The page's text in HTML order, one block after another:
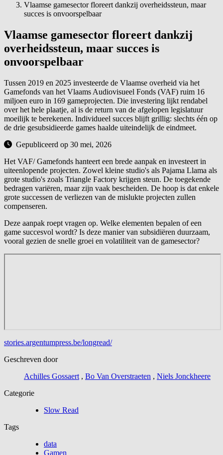
Vlaamse gamesector floreert dankzij overheidssteun, maar
succes is onvoorspelbaar
Vlaamse gamesector floreert dankzij
overheidssteun, maar succes is
onvoorspelbaar
Tussen 2019 en 2025 investeerde de Vlaamse overheid via het
Gamefonds van het Vlaams Audiovisueel Fonds (VAF) ruim 16
miljoen euro in 169 gameprojecten. Die investering lijkt rendabel
over het hele plaatje, al is de return van de afgelopen legislatuur
moeilijk te berekenen. Individueel succes blijft grillig: slechts één op
de drie gesubsidieerde games haalde uiteindelijk de eindmeet.
Gepubliceerd op 30 mei, 2026
Het VAF/ Gamefonds hanteert een brede aanpak en investeert in
uiteenlopende projecten. Zowel kleine studio's als Pajama Llama als
grote studio's zoals Triangle Factory krijgen steun. De toegekende
bedragen variëren, maar zijn vaak bescheiden. De hoop is dat enkele
grote successen de verliezen van de mislukte projecten zullen
compenseren.
Deze aanpak roept vragen op. Welke elementen bepalen of een
game succesvol wordt? Is deze manier van subsidiëren duurzaam,
vooral gezien de snelle groei en volatiliteit van de gamesector?
stories.argentumpress.be/longread/
Geschreven door
Achilles Gossaert , Bo Van Overstraeten , Niels Jonckheere
Categorie
Slow Read
Tags
data
Gamen